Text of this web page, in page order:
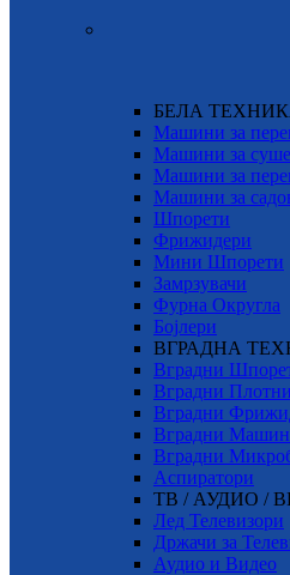
БЕЛА
Машини за
Машини за
Машини за
Машини за
Шпорети
Фрижидери
Мини Шпорети
Замрзувачи
Фурна Округла
Бојлери
ВГРАДНА
Вградни
Вградни Плотни
Вградни
Вградни
Вградни
Аспиратори
ТВ / АУДИО /
Лед Телевизори
Држачи за
Аудио и Видео